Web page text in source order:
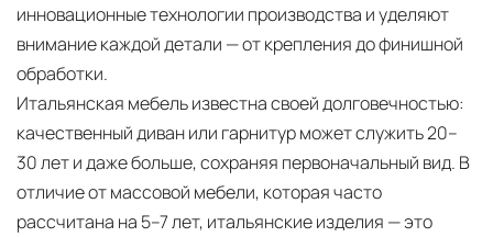
инновационные технологии производства и уделяют
внимание каждой детали — от крепления до финишной
обработки.
Итальянская мебель известна своей долговечностью:
качественный диван или гарнитур может служить 20–
30 лет и даже больше, сохраняя первоначальный вид. В
отличие от массовой мебели, которая часто
рассчитана на 5–7 лет, итальянские изделия — это